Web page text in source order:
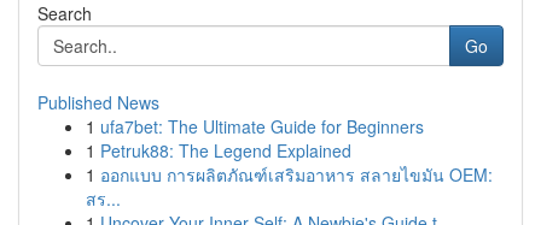
Search
Go
Published News
1 ufa7bet: The Ultimate Guide for Beginners
1 Petruk88: The Legend Explained
1 ออกแบบ การผลิตภัณฑ์เสริมอาหาร สลายไขมัน OEM:
สร...